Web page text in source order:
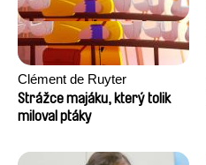
Clément de Ruyter
Strážce majáku, který tolik
miloval ptáky